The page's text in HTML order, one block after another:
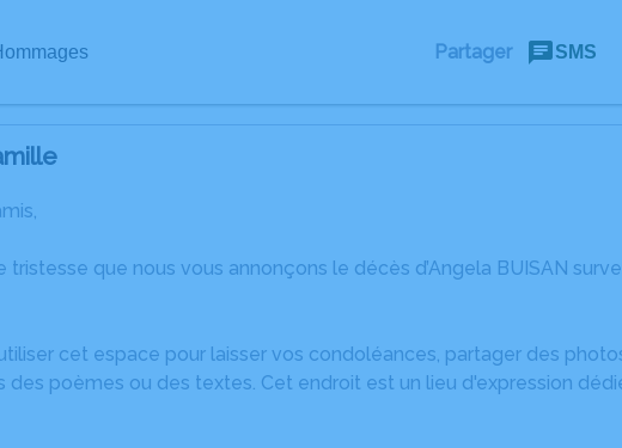
Partager SMS
tristesse que nous vous annonçons le décès d’Angela BUISAN
cet espace pour laisser vos condoléances, partager des
des poèmes ou des textes. Cet endroit est un lieu d'expression